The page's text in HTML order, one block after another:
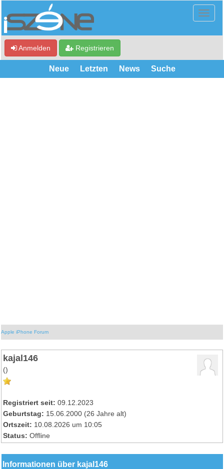
Anmelden Registrieren
Neue Letzten News Suche
Apple iPhone Forum
kajal146
()
Registriert seit: 09.12.2023
Geburtstag: 15.06.2000 (26 Jahre alt)
Ortszeit: 10.08.2026 um 10:05
Status: Offline
Informationen über kajal146